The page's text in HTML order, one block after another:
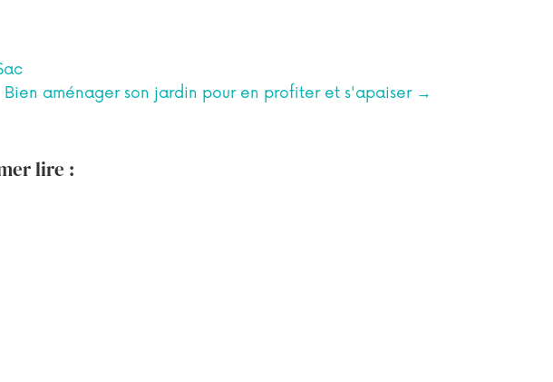
Bien aménager son jardin pour en profiter et s'apaiser→
lire :